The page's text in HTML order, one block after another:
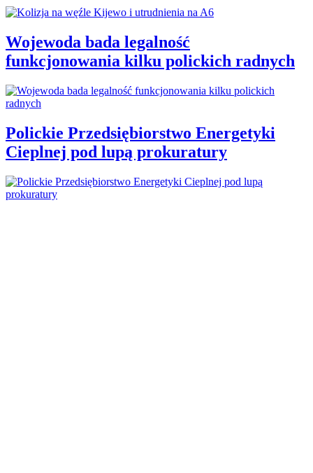
Wojewoda bada legalność
funkcjonowania kilku polickich radnych
Polickie Przedsiębiorstwo Energetyki
Cieplnej pod lupą prokuratury